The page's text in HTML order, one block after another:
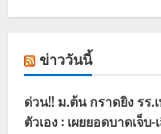
ข่าววันนี้
ด่วน!! ม.ต้น กราดยิง ร
ตัวเอง : เผยยอดบาดเจ็บ